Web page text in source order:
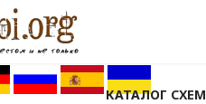
КАТАЛОГ СХЕМ